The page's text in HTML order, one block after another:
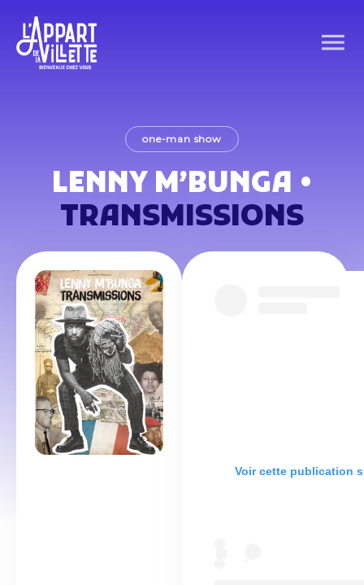
one-man show
LENNY M’BUNGA •
TRANSMISSIONS
Voir cette publication